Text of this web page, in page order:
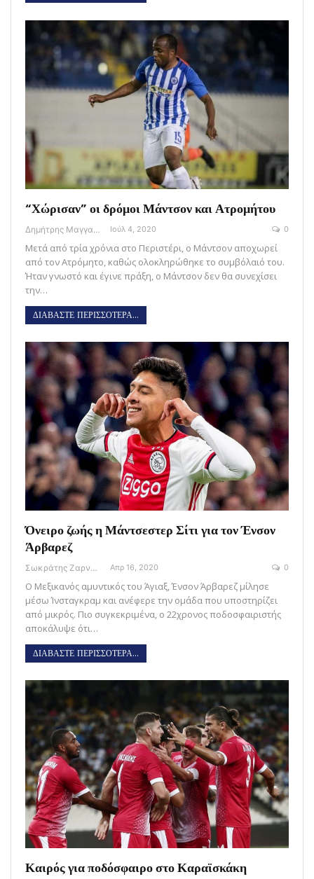
“Χώρισαν” οι δρόμοι Μάντσον και Ατρομήτου
Δημήτρης Μαγγανάρης Ιούλ 4, 2020 0
Μετά από τρία χρόνια στο Περιστέρι, ο Μάντσον αποχωρεί
από τον Ατρόμητο, καθώς ολοκληρώθηκε το συμβόλαιό του.
Ήταν γνωστό και έγινε πράξη, ο Μάντσον δεν θα συνεχίσει
την…
ΔΙΑΒΑΣΤΕ ΠΕΡΙΣΣΟΤΕΡΑ...
Όνειρο ζωής η Μάντσεστερ Σίτι για τον Ένσον
Άρβαρεζ
Σωκράτης Ζαρναβέλης Απρ 16, 2020 0
Ο Μεξικανός αμυντικός του Άγιαξ, Ένσον Άρβαρεζ μίλησε
μέσω Ίνσταγκραμ και ανέφερε την ομάδα που υποστηρίζει
από μικρός. Πιο συγκεκριμένα, ο 22χρονος ποδοσφαιριστής
αποκάλυψε ότι…
ΔΙΑΒΑΣΤΕ ΠΕΡΙΣΣΟΤΕΡΑ...
Καιρός για ποδόσφαιρο στο Καραϊσκάκη